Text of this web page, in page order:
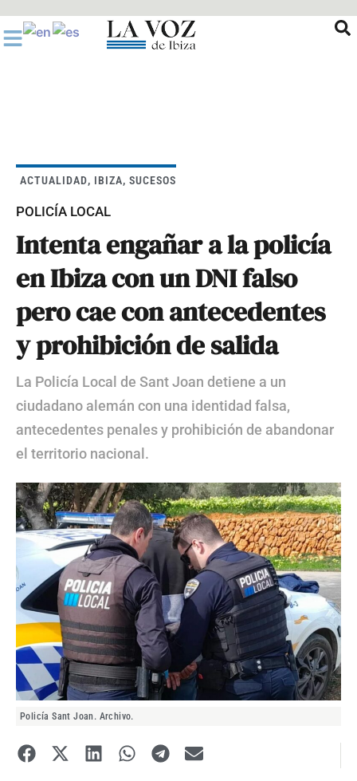
al
contenido
ACTUALIDAD, IBIZA, SUCESOS
POLICÍA LOCAL
Intenta engañar a la policía
en Ibiza con un DNI falso
pero cae con antecedentes
y prohibición de salida
La Policía Local de Sant Joan detiene a un
ciudadano alemán con una identidad falsa,
antecedentes penales y prohibición de abandonar
el territorio nacional.
Policía Sant Joan. Archivo.